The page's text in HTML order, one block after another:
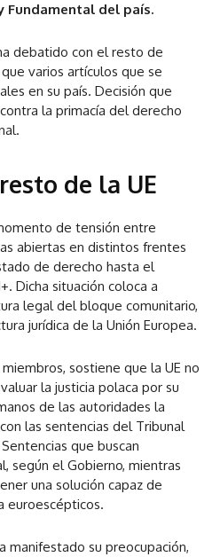
Fundamental del país.
debatido con el resto de
varios artículos que se
en su país. Decisión que
la primacía del derecho
de la UE
de tensión entre
abiertas en distintos frentes
de derecho hasta el
Dicha situación coloca a
legal del bloque comunitario,
jurídica de la Unión Europea.
sostiene que la UE no
la justicia polaca por su
de las autoridades la
las sentencias del Tribunal
que buscan
según el Gobierno, mientras
una solución capaz de
euroescépticos.
manifestado su preocupación,